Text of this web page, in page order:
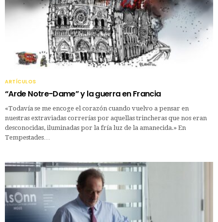
ARTÍCULOS
“Arde Notre-Dame” y la guerra en Francia
«Todavía se me encoge el corazón cuando vuelvo a pensar en
nuestras extraviadas correrías por aquellas trincheras que nos eran
desconocidas, iluminadas por la fría luz de la amanecida.» En
Tempestades…